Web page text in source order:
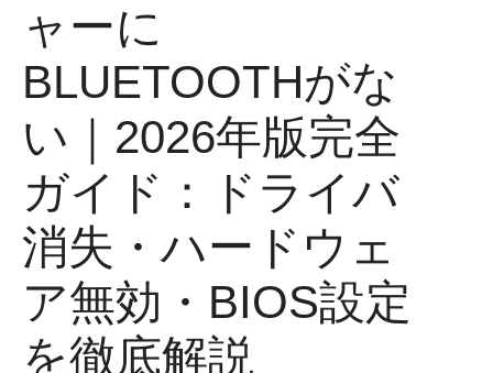
ャーに
BLUETOOTHがな
い｜2026年版完全
ガイド：ドライバ
消失・ハードウェ
ア無効・BIOS設定
を徹底解説